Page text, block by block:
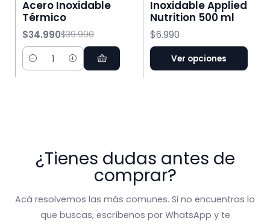
Acero Inoxidable
Térmico
$34.990$39.990
Cantidad
Inoxidable Applied
Nutrition 500 ml
$6.990
Ver opciones
¿Tienes dudas antes de
comprar?
Acá resolvemos las más comunes. Si no encuentras lo
que buscas, escríbenos por WhatsApp y te